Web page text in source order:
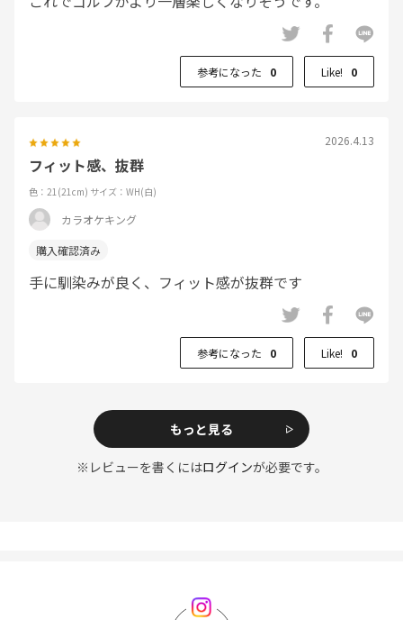
参考になった 0 Like! 0
2026.4.13
フィット感、抜群
色：21(21cm) サイズ：WH(白)
カラオケキング
手に馴染みが良く、フィット感が抜群です
参考になった 0 Like! 0
もっと見る
※レビューを書くにはログインが必要です。